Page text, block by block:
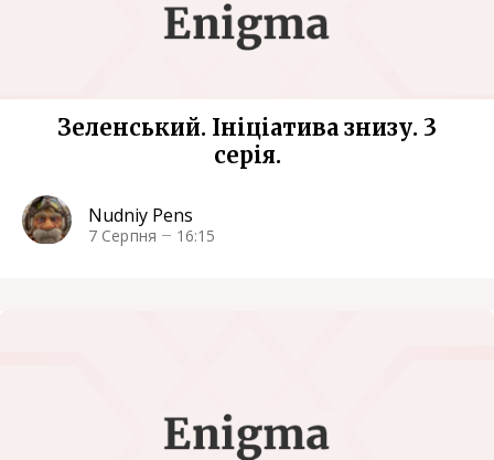
Зеленський. Ініціатива знизу. 3
серія.
Nudniy Pens
7 Серпня 16:15